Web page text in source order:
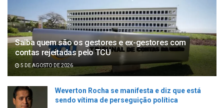
Saiba quem são os gestores e ex-gestores com
contas rejeitadas pelo TCU
5 DE AGOSTO DE 2026
Weverton Rocha se manifesta e diz que está
sendo vítima de perseguição política